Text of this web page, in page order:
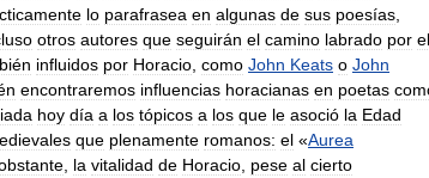
lo parafrasea en algunas de sus poesías
otros autores que seguirán el camino labrado por el
influidos por Horacio como John Keats o John
encontraremos influencias horacianas en poetas
hoy día a los tópicos a los que le asoció la Edad
que plenamente romanos: el «Aurea
la vitalidad de Horacio pese al cierto